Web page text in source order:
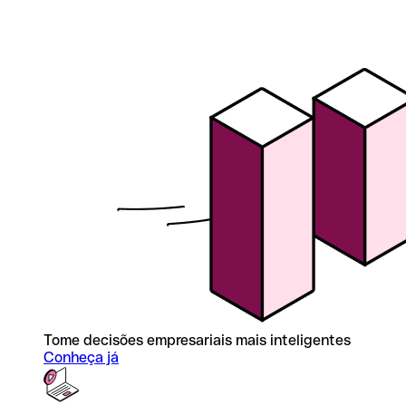
Tome decisões empresariais mais inteligentes
Conheça já